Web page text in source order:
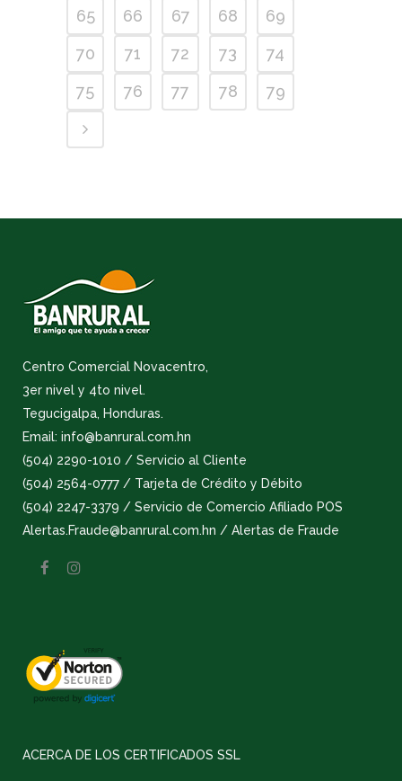
65
66 67 68
69
70
71 72 73
74
75
76 77 78 79
Centro Comercial Novacentro,
3er nivel y 4to nivel.
Tegucigalpa, Honduras.
Email: info@banrural.com.hn
(504) 2290-1010 / Servicio al Cliente
(504) 2564-0777 / Tarjeta de Crédito y Débito
(504) 2247-3379 / Servicio de Comercio Afiliado POS
Alertas.Fraude@banrural.com.hn / Alertas de Fraude
ACERCA DE LOS CERTIFICADOS SSL